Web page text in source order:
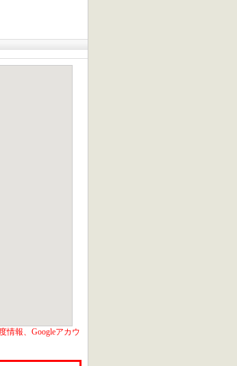
情報、Googleアカウ